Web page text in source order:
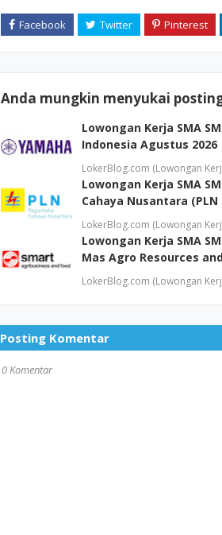
Anda mungkin menyukai
Lowongan Kerja SMA
Indonesia Agustus 2026
LokerBlog.com (Lowongan
Lowongan Kerja SMA
Cahaya Nusantara
LokerBlog.com (Lowongan
Lowongan Kerja SMA
Mas Agro Resources
LokerBlog.com (Lowongan
Posting Komentar
0 Komentar